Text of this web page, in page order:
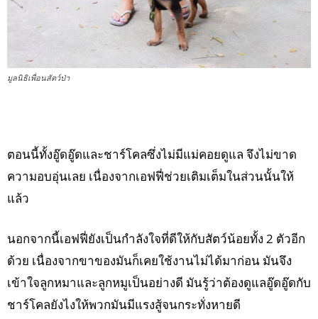
มูลนิธิเพื่อนสัตว์ป่า
ตอนนี้ทั้งอู๊ดอู๊ดและชาร์โคลซึ่งไม่มีแม่คอยดูแล จึงไม่ขาด
ความอบอุ่นเลย เนื่องจากเอฟฟี่ช่วยเติมเต็มในส่วนนั้นให้
แล้ว
นอกจากนี้เอฟฟี่ยังเป็นกำลังใจที่ดีให้กับสัตว์น้อยทั้ง 2 ตัวอีก
ด้วย เนื่องจากขาของมันก็เคยใช้งานไม่ได้มาก่อน มันจึง
เข้าใจลูกหมาและลูกหมูเป็นอย่างดี มันรู้ว่าต้องดูแลอู๊ดอู๊ดกับ
ชาร์โคลยังไงให้พวกมันมีแรงสู้จนกระทั่งหายดี